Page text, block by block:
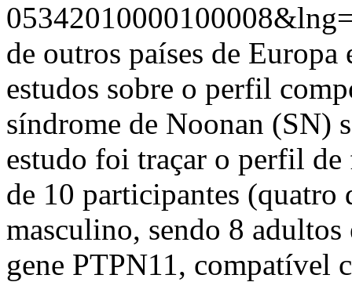
de outros países de
estudos sobre o perfil
síndrome de Noonan (SN)
estudo foi traçar o perfil
de 10 participantes (quatro
masculino, sendo 8
gene PTPN11, compatível